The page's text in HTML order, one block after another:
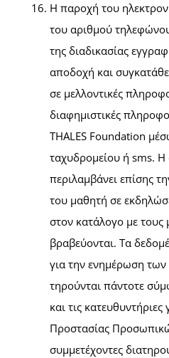
Η παροχή του
του αριθμού
της διαδικασίας
αποδοχή και
σε μελλοντικές
διαφημιστικές
THALES Foundation
ταχυδρομείου ή sms. Η
περιλαμβάνει επίσης
του μαθητή σε
στον κατάλογο με τους
βραβεύονται. Τα
για την ενημέρωση
τηρούνται πάντοτε
και τις
Προστασίας
συμμετέχοντες